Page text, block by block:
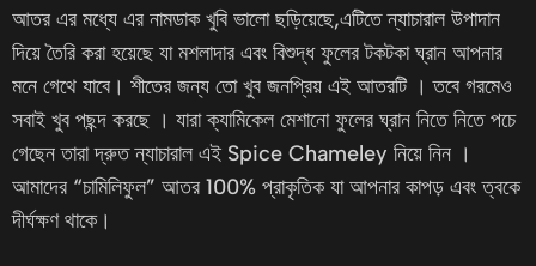
আতর এর মধ্যে এর নামডাক খুবি ভালো ছড়িয়েছে,এটিতে ন্যাচারাল উপাদান
দিয়ে তৈরি করা হয়েছে যা মশলাদার এবং বিশুদ্ধ ফুলের টকটকা ঘ্রান আপনার
মনে গেথে যাবে। শীতের জন্য তো খুব জনপ্রিয় এই আতরটি । তবে গরমেও
সবাই খুব পছন্দ করছে । যারা ক্যামিকেল মেশানো ফুলের ঘ্রান নিতে নিতে পচে
গেছেন তারা দ্রুত ন্যাচারাল এই Spice Chameley নিয়ে নিন ।
আমাদের “চামিলিফুল” আতর 100% প্রাকৃতিক যা আপনার কাপড় এবং ত্বকে
দীর্ঘক্ষণ থাকে।